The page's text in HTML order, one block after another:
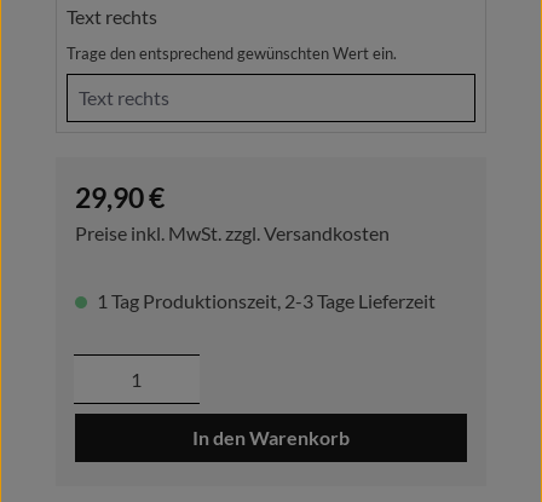
Text rechts
Trage den entsprechend gewünschten Wert ein.
Regulärer Preis:
29,90 €
Preise inkl. MwSt. zzgl. Versandkosten
1 Tag Produktionszeit, 2-3 Tage Lieferzeit
Produkt Anzahl: Gib den gewünschten
In den Warenkorb